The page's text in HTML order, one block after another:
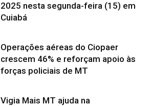
2025 nesta segunda-feira (15) em
Cuiabá
Operações aéreas do Ciopaer
crescem 46% e reforçam apoio às
forças policiais de MT
Vigia Mais MT ajuda na